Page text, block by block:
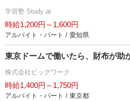
学習塾 Study at
時給1,200円～1,600円
アルバイト・パート / 愛知県
東京ドームで働いたら、財布が助
株式会社ビッグワーク
時給1,400円～1,750円
アルバイト・パート / 東京都